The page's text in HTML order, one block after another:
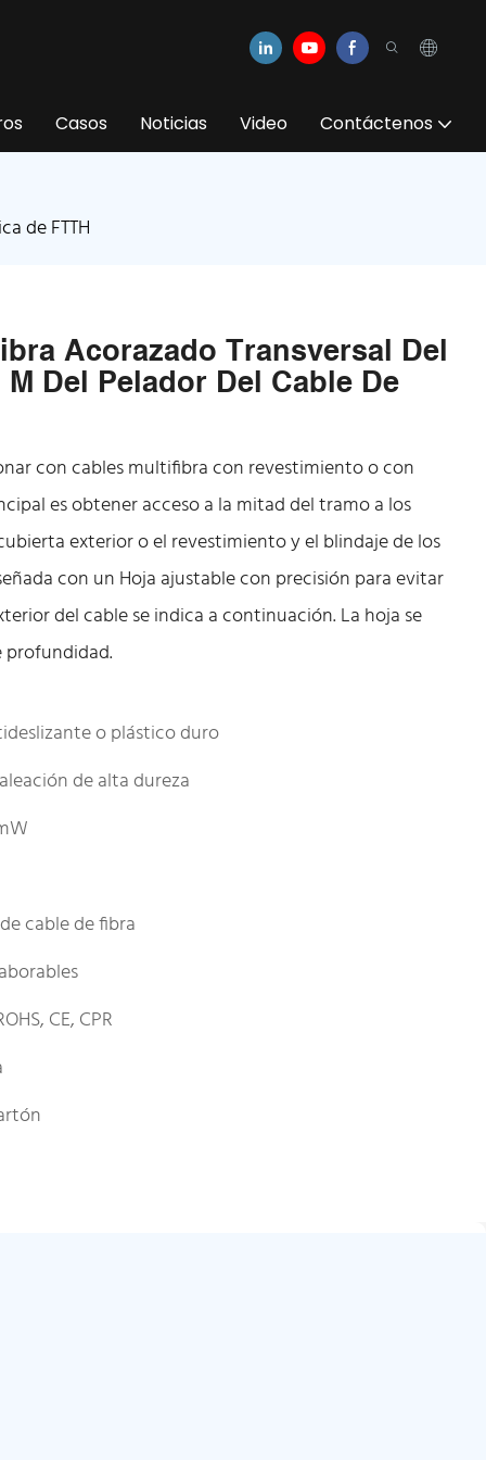
Casos Noticias Video Contáctenos
de FTTH
Acorazado Transversal Del
Del Pelador Del Cable De
con cables multifibra con revestimiento o con
es obtener acceso a la mitad del tramo a los
exterior o el revestimiento y el blindaje de los
con un Hoja ajustable con precisión para evitar
del cable se indica a continuación. La hoja se
profundidad.
o plástico duro
de alta dureza
cable de fibra
CE, CPR